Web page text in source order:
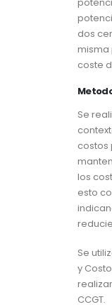
dos
misma
coste
Se
costos
los
esto
Se
y
CCGT.